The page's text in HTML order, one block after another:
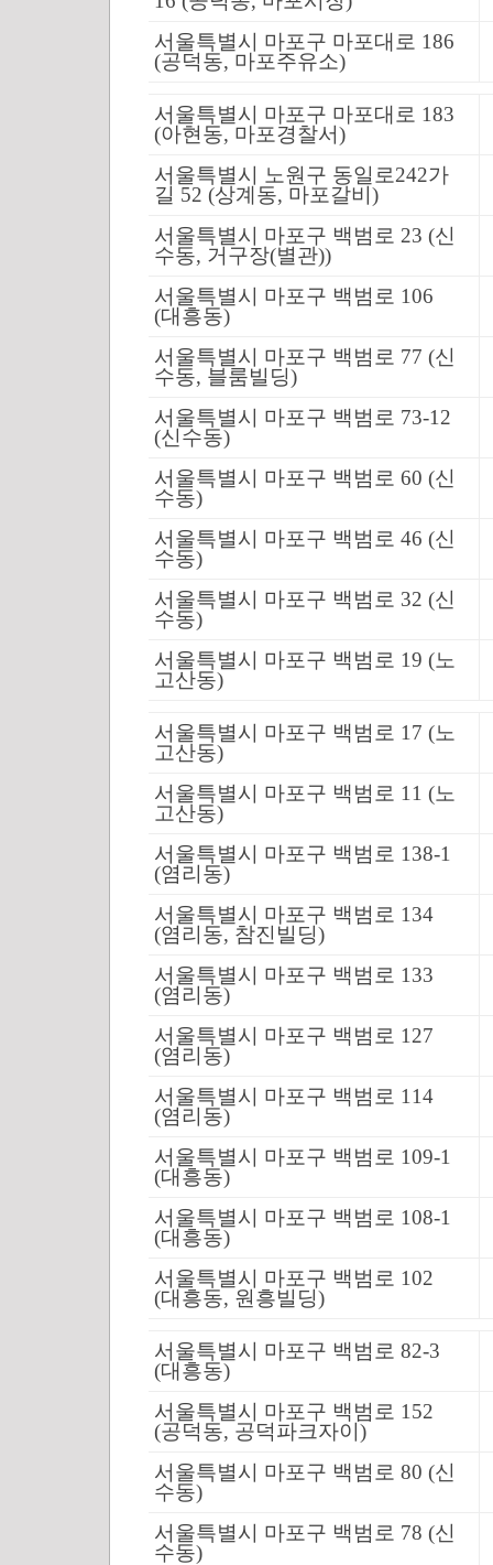
서울특별시 마포구 마포대로 186
(공덕동, 마포주유소)
서울특별시 마포구 마포대로 183
(아현동, 마포경찰서)
서울특별시 노원구 동일로242가
길 52 (상계동, 마포갈비)
서울특별시 마포구 백범로 23 (신
수동, 거구장(별관))
서울특별시 마포구 백범로 106
(대흥동)
서울특별시 마포구 백범로 77 (신
수동, 블룸빌딩)
서울특별시 마포구 백범로 73-12
(신수동)
서울특별시 마포구 백범로 60 (신
수동)
서울특별시 마포구 백범로 46 (신
수동)
서울특별시 마포구 백범로 32 (신
수동)
서울특별시 마포구 백범로 19 (노
고산동)
서울특별시 마포구 백범로 17 (노
고산동)
서울특별시 마포구 백범로 11 (노
고산동)
서울특별시 마포구 백범로 138-1
(염리동)
서울특별시 마포구 백범로 134
(염리동, 참진빌딩)
서울특별시 마포구 백범로 133
(염리동)
서울특별시 마포구 백범로 127
(염리동)
서울특별시 마포구 백범로 114
(염리동)
서울특별시 마포구 백범로 109-1
(대흥동)
서울특별시 마포구 백범로 108-1
(대흥동)
서울특별시 마포구 백범로 102
(대흥동, 원흥빌딩)
서울특별시 마포구 백범로 82-3
(대흥동)
서울특별시 마포구 백범로 152
(공덕동, 공덕파크자이)
서울특별시 마포구 백범로 80 (신
수동)
서울특별시 마포구 백범로 78 (신
수동)